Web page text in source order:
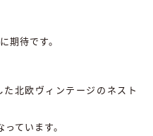
期待です。
北欧ヴィンテージのネスト
ています。